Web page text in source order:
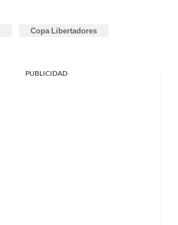
Copa Libertadores
PUBLICIDAD